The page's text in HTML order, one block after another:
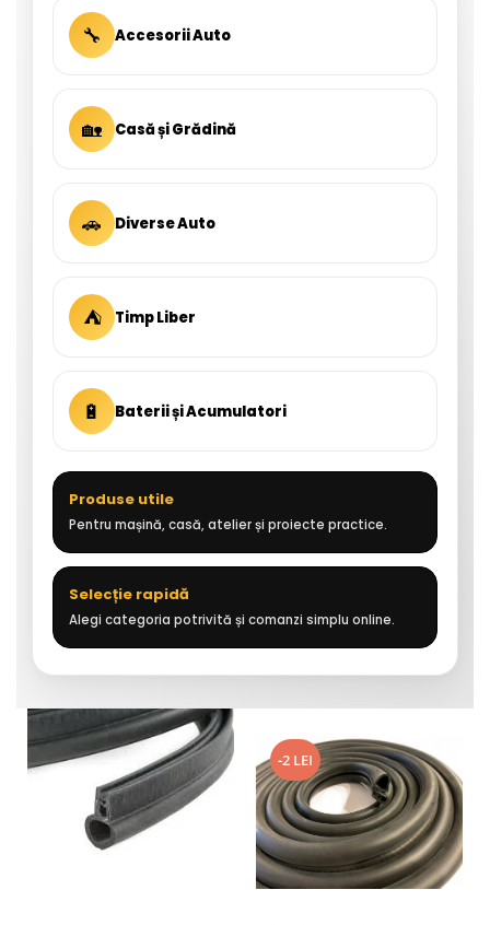
🔧 Accesorii Auto
🏡 Casă și Grădină
🚗 Diverse Auto
⛺ Timp Liber
🔋 Baterii și Acumulatori
Produse utile
Pentru mașină, casă, atelier și proiecte practice.
Selecție rapidă
Alegi categoria potrivită și comanzi simplu online.
-2 LEI